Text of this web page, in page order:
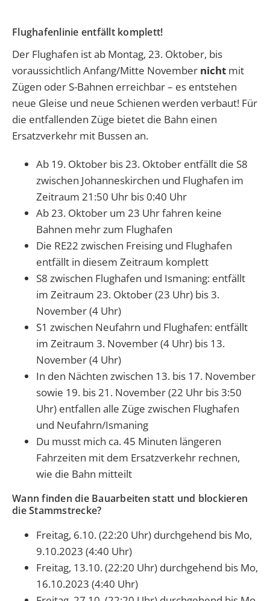
Flughafenlinie entfällt komplett!
Der Flughafen ist ab Montag, 23. Oktober, bis
voraussichtlich Anfang/Mitte November nicht mit
Zügen oder S-Bahnen erreichbar – es entstehen
neue Gleise und neue Schienen werden verbaut! Für
die entfallenden Züge bietet die Bahn einen
Ersatzverkehr mit Bussen an.
Ab 19. Oktober bis 23. Oktober entfällt die S8
zwischen Johanneskirchen und Flughafen im
Zeitraum 21:50 Uhr bis 0:40 Uhr
Ab 23. Oktober um 23 Uhr fahren keine
Bahnen mehr zum Flughafen
Die RE22 zwischen Freising und Flughafen
entfällt in diesem Zeitraum komplett
S8 zwischen Flughafen und Ismaning: entfällt
im Zeitraum 23. Oktober (23 Uhr) bis 3.
November (4 Uhr)
S1 zwischen Neufahrn und Flughafen: entfällt
im Zeitraum 3. November (4 Uhr) bis 13.
November (4 Uhr)
In den Nächten zwischen 13. bis 17. November
sowie 19. bis 21. November (22 Uhr bis 3:50
Uhr) entfallen alle Züge zwischen Flughafen
und Neufahrn/Ismaning
Du musst mich ca. 45 Minuten längeren
Fahrzeiten mit dem Ersatzverkehr rechnen,
wie die Bahn mitteilt
Wann finden die Bauarbeiten statt und blockieren
die Stammstrecke?
Freitag, 6.10. (22:20 Uhr) durchgehend bis Mo,
9.10.2023 (4:40 Uhr)
Freitag, 13.10. (22:20 Uhr) durchgehend bis Mo,
16.10.2023 (4:40 Uhr)